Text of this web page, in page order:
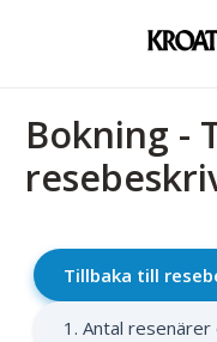
Bokning -
Tillbaka till
1. Antal resenärer